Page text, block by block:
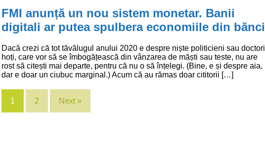
FMI anunță un nou sistem monetar. Banii
digitali ar putea spulbera economiile din bănci
Dacă crezi că tot tăvălugul anului 2020 e despre niște politicieni sau doctori
hoți, care vor să se îmbogățească din vânzarea de măști sau teste, nu are
rost să citești mai departe, pentru că nu o să înțelegi. (Bine, e și despre aia,
dar e doar un ciubuc marginal.) Acum că au rămas doar cititorii […]
1 2 Next »